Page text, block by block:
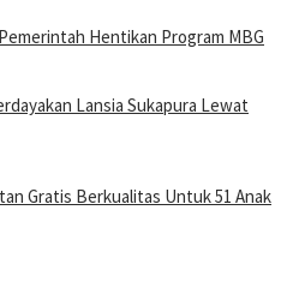
Hentikan Program MBG
Lansia Sukapura Lewat
Gratis Berkualitas Untuk 51 Anak